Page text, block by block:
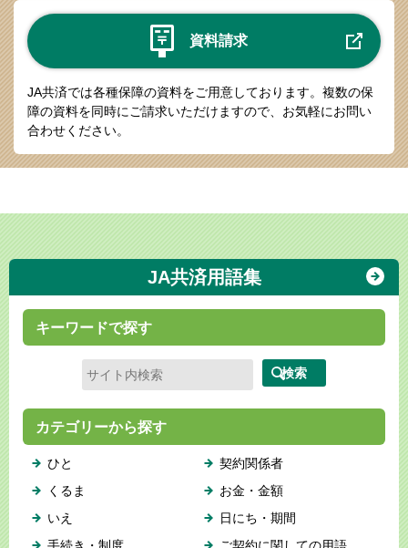
資料請求
JA共済では各種保障の資料をご用意しております。 複数の保
障の資料を同時にご請求いただけますので、お気軽にお問い
合わせください。
JA共済用語集
キーワードで探す
カテゴリーから探す
ひと
くるま
いえ
手続き・制度
契約関係者
お金・金額
日にち・期間
ご契約に関しての用語